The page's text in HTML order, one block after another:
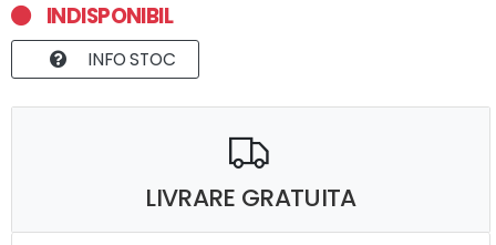
INDISPONIBIL
INFO STOC
LIVRARE GRATUITA